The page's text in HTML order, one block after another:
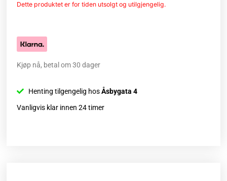
Dette produktet er for tiden utsolgt og utilgjengelig.
Kjøp nå, betal om 30 dager
Henting tilgengelig hosÅsbygata 4
Vanligvis klar innen 24 timer